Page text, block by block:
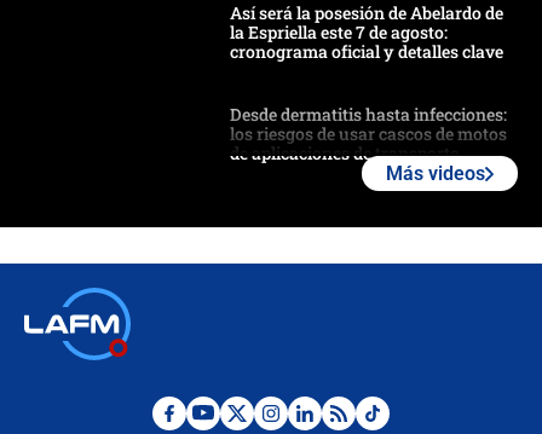
Así será la posesión de Abelardo de
la Espriella este 7 de agosto:
cronograma oficial y detalles clave
Desde dermatitis hasta infecciones:
los riesgos de usar cascos de motos
de aplicaciones de transporte
Posesión de Abelardo De La Espriella
Más videos